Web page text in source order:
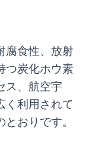
腐食性、放射
つ炭化ホウ素
ス、航空宇
く利用されて
おりです。